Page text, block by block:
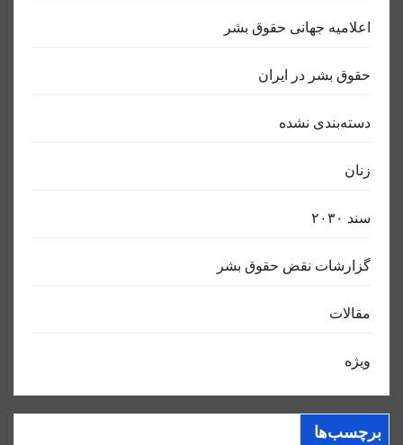
اعلاميه جهانی حقوق بشر
حقوق بشر در ایران
دسته‌بندی نشده
زنان
سند ٢٠٣٠
گزارشات نقض حقوق بشر
مقالات
ویژه
برچسب‌ها